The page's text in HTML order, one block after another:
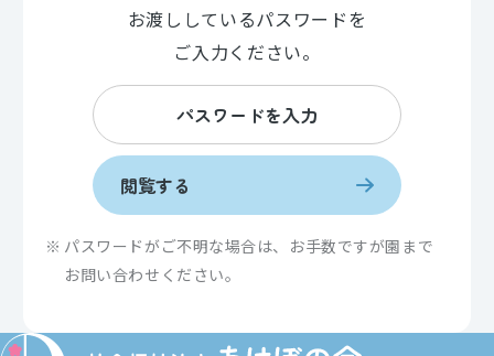
お渡ししているパスワードを
ご入力ください。
閲覧する
パスワードがご不明な場合は、お手数ですが園まで
お問い合わせください。